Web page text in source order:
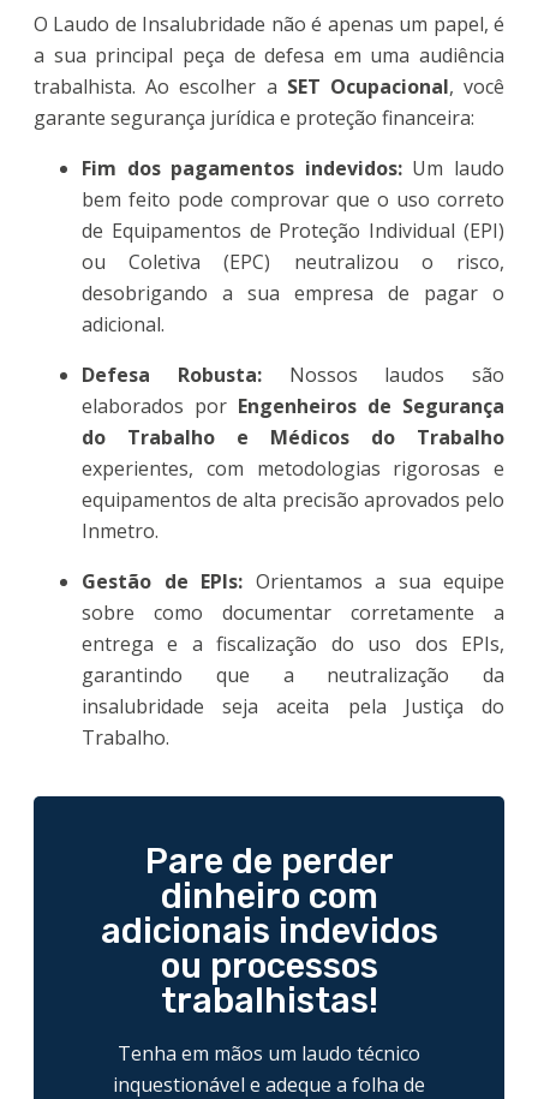
O Laudo de Insalubridade não é apenas um papel, é
a sua principal peça de defesa em uma audiência
trabalhista. Ao escolher a SET Ocupacional, você
garante segurança jurídica e proteção financeira:
Fim dos pagamentos indevidos:Um laudo
bem feito pode comprovar que o uso correto
de Equipamentos de Proteção Individual (EPI)
ou Coletiva (EPC) neutralizou o risco,
desobrigando a sua empresa de pagar o
adicional.
Defesa Robusta:Nossos laudos são
elaborados por Engenheiros de Segurança
do Trabalho e Médicos do Trabalho
experientes, com metodologias rigorosas e
equipamentos de alta precisão aprovados pelo
Inmetro.
Gestão de EPIs: Orientamos a sua equipe
sobre como documentar corretamente a
entrega e a fiscalização do uso dos EPIs,
garantindo que a neutralização da
insalubridade seja aceita pela Justiça do
Trabalho.
Pare de perder
dinheiro com
adicionais indevidos
ou processos
trabalhistas!
Tenha em mãos um laudo técnico
inquestionável e adeque a folha de